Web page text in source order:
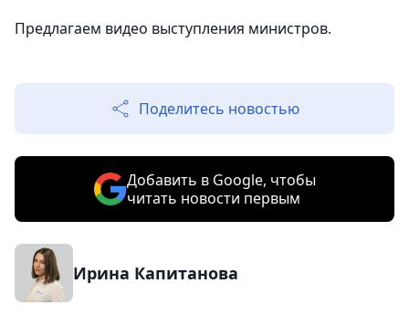
Предлагаем видео выступления министров.
Поделитесь новостью
Добавить в Google, чтобы
читать новости первым
Ирина Капитанова